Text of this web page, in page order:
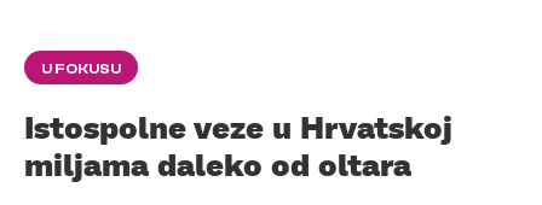
U FOKUSU
Istospolne veze u Hrvatskoj
miljama daleko od oltara